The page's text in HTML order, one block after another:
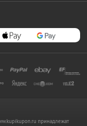
принадлежат